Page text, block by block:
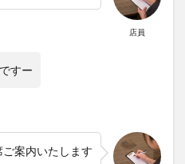
店員
すー
ご案内いたします